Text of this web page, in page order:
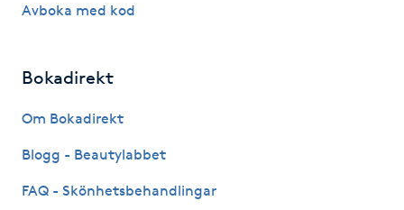
Kiropraktik
Klangmassage
Avboka med kod
Bokadirekt
Om Bokadirekt
Blogg - Beautylabbet
FAQ - Skönhetsbehandlingar